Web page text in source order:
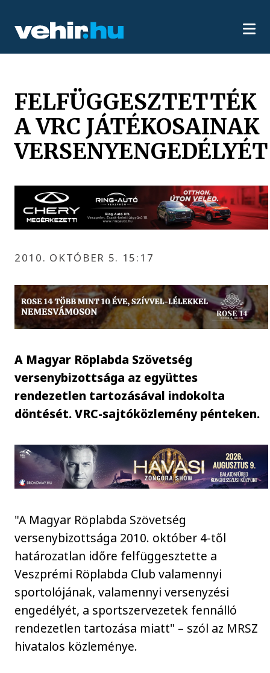
FELFÜGGESZTETTÉK
A VRC JÁTÉKOSAINAK
VERSENYENGEDÉLYÉT
2010. OKTÓBER 5. 15:17
A Magyar Röplabda Szövetség
versenybizottsága az együttes
rendezetlen tartozásával indokolta
döntését. VRC-sajtóközlemény pénteken.
"A Magyar Röplabda Szövetség
versenybizottsága 2010. október 4-től
határozatlan időre felfüggesztette a
Veszprémi Röplabda Club valamennyi
sportolójának, valamennyi versenyzési
engedélyét, a sportszervezetek fennálló
rendezetlen tartozása miatt" – szól az MRSZ
hivatalos közleménye.